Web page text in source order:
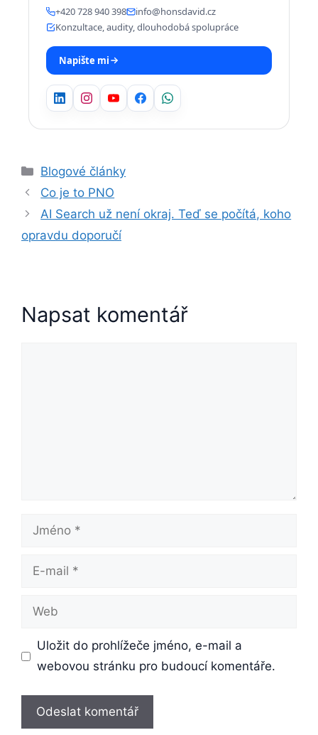
+420 728 940 398
info@honsdavid.cz
Konzultace, audity, dlouhodobá spolupráce
Napište mi
Blogové články
Co je to PNO
AI Search už není okraj. Teď se počítá, koho
opravdu doporučí
Napsat komentář
Uložit do prohlížeče jméno, e-mail a
webovou stránku pro budoucí komentáře.